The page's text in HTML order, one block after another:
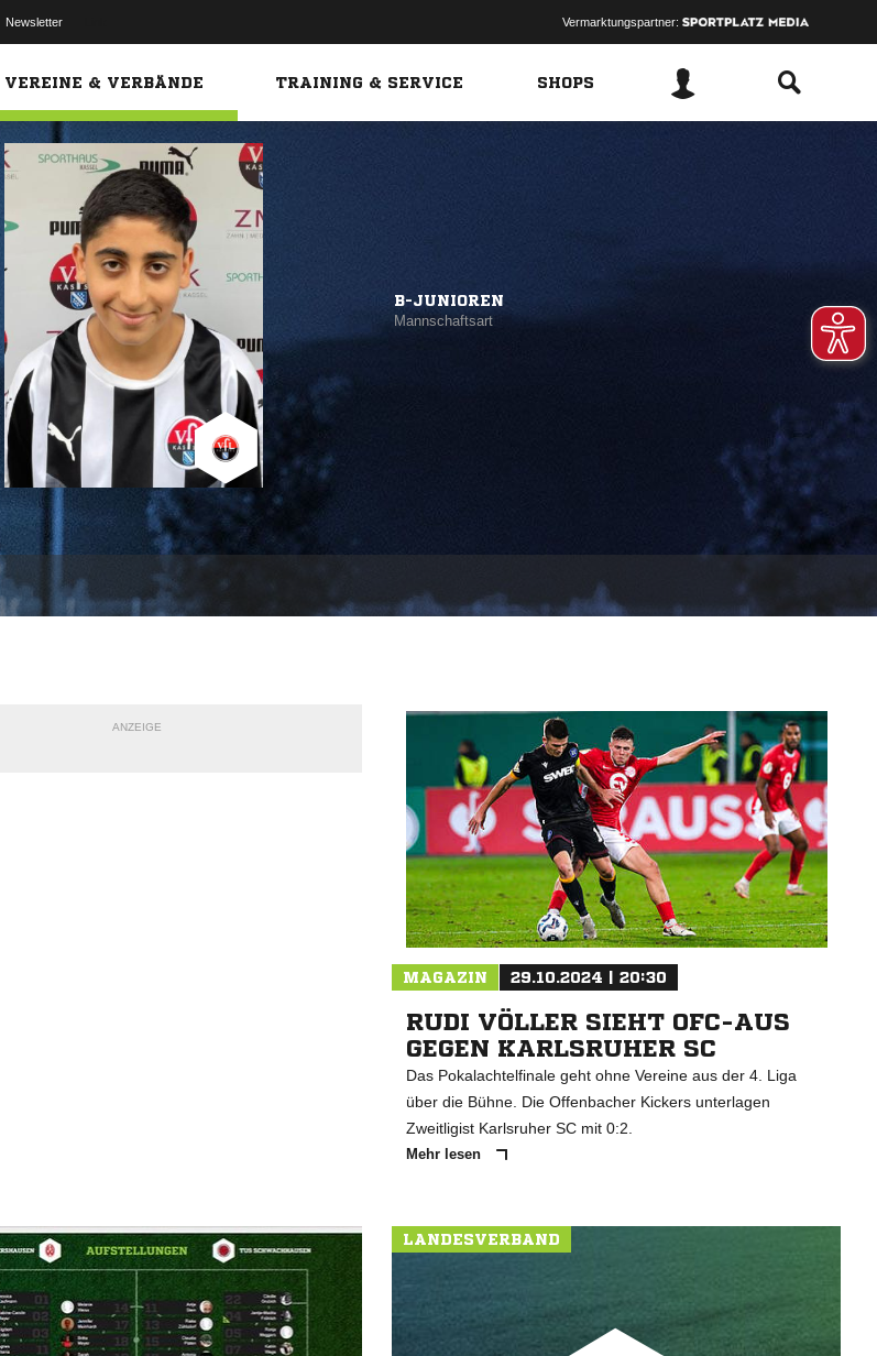
Newsletter Vermarktungspartner:
VEREINE & VERBÄNDE TRAINING & SERVICE SHOPS
B-JUNIOREN
Mannschaftsart
ANZEIGE
MAGAZIN 29.10.2024 | 20:30
RUDI VÖLLER SIEHT OFC-AUS
GEGEN KARLSRUHER SC
Das Pokalachtelfinale geht ohne Vereine aus der 4. Liga
über die Bühne. Die Offenbacher Kickers unterlagen
Zweitligist Karlsruher SC mit 0:2.
Mehr lesen
LANDESVERBAND